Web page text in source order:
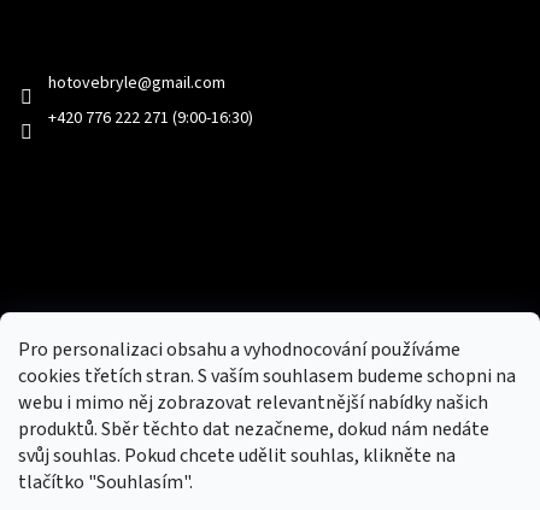
Pro personalizaci obsahu a vyhodnocování používáme
cookies třetích stran. S vaším souhlasem budeme schopni na
webu i mimo něj zobrazovat relevantnější nabídky našich
produktů. Sběr těchto dat nezačneme, dokud nám nedáte
svůj souhlas. Pokud chcete udělit souhlas, klikněte na
tlačítko "Souhlasím".
hotovebryle@gmail.com
+420 776 222 271 (9:00-16:30)